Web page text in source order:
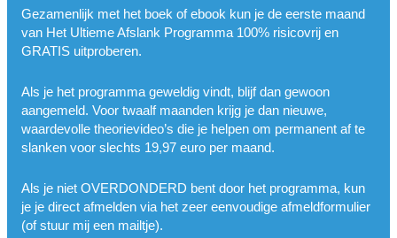
Gezamenlijk met het boek of ebook kun je de eerste maand
van Het Ultieme Afslank Programma 100% risicovrij en
GRATIS uitproberen.
Als je het programma geweldig vindt, blijf dan gewoon
aangemeld. Voor twaalf maanden krijg je dan nieuwe,
waardevolle theorievideo’s die je helpen om permanent af te
slanken voor slechts 19,97 euro per maand.
Als je niet OVERDONDERD bent door het programma, kun
je je direct afmelden via het zeer eenvoudige afmeldformulier
(of stuur mij een mailtje).